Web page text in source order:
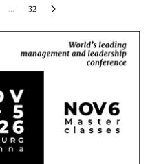
32